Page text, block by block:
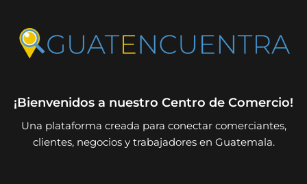
¡Bienvenidos a nuestro Centro de Comercio!
Una plataforma creada para conectar comerciantes,
clientes, negocios y trabajadores en Guatemala.